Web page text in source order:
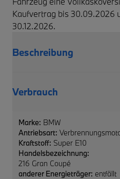
Kaufvertrag bis 30.09.2026
30.12.2026.
Beschreibung
Verbrauch
Marke: BMW
Antriebsart:
Kraftstoff: Super E10
Handelsbezeichnung:
216 Gran Coupé
anderer Energieträger: entfällt